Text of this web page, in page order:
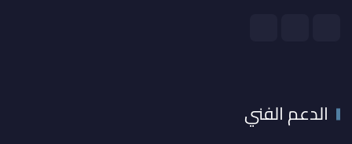
الدعم الفني